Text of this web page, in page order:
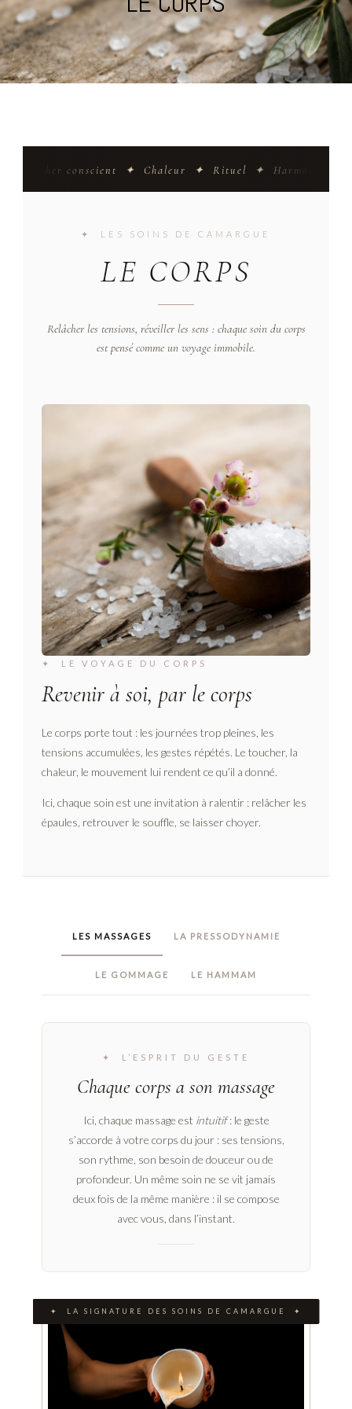
conscient ✦ Chaleur ✦ Rituel ✦ Harmonie ✦
✦ LES SOINS DE CAMARGUE
LE CORPS
Relâcher les tensions, réveiller les sens : chaque soin du corps
est pensé comme un voyage immobile.
✦ LE VOYAGE DU CORPS
Revenir à soi, par le corps
Le corps porte tout : les journées trop pleines, les
tensions accumulées, les gestes répétés. Le toucher, la
chaleur, le mouvement lui rendent ce qu’il a donné.
Ici, chaque soin est une invitation à ralentir : relâcher les
épaules, retrouver le souffle, se laisser choyer.
LES MASSAGES LA PRESSODYNAMIE
LE GOMMAGE LE HAMMAM
✦ L’ESPRIT DU GESTE
Chaque corps a son massage
Ici, chaque massage est intuitif: le geste
s’accorde à votre corps du jour : ses tensions,
son rythme, son besoin de douceur ou de
profondeur. Un même soin ne se vit jamais
deux fois de la même manière : il se compose
avec vous, dans l’instant.
✦ LA SIGNATURE DES SOINS DE CAMARGUE ✦
✦ L’HISTOIRE DU SOIN
Il existe des massages que l’on apprécie. Et puis
il existe ceux dont on se souvient longtemps.